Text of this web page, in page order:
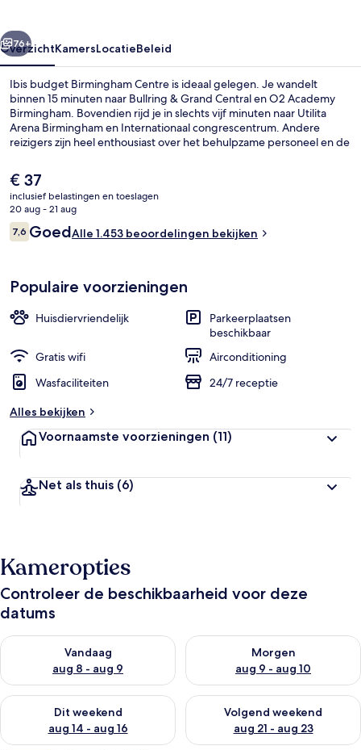
Volgende
76+
OverzichtKamersLocatieBeleid
Ibis budget Birmingham Centre is ideaal gelegen. Je wandelt
binnen 15 minuten naar Bullring & Grand Central en O2 Academy
Birmingham. Bovendien rijd je in slechts vijf minuten naar Utilita
Arena Birmingham en Internationaal congrescentrum. Andere
reizigers zijn heel enthousiast over het behulpzame personeel en de
loopafstand: het is 13 minuten lopen naar Tramhalte Grand Central
en 13 minuten naar Town Hall Tramhalte.
De
huidige
prijs
is
€ 37
€ 37
inclusief belastingen en toeslagen
20 aug - 21 aug
Beoordelingen
7,67,6 op 10 –
GoedAlle 1.453 beoordelingen bekijken
Populaire voorzieningen
Huisdiervriendelijk
Parkeerplaatsen
beschikbaar
Gratis wifi
Airconditioning
Wasfaciliteiten
24/7 receptie
Alles bekijken
Voornaamste voorzieningen (11)
Net als thuis (6)
Kameropties
Controleer de beschikbaarheid voor deze
datums
Vandaag
aug 8 - aug 9
De beschikbaarheid controleren voor vanavond aug 8 - aug 9
Morgen
aug 9 - aug 10
De beschikbaarheid
Dit weekend
aug 14 - aug 16
De beschikbaarheid controleren voor dit weekend aug 14 -
Volgend weekend
aug 21 - aug 23
De beschikbaarheid